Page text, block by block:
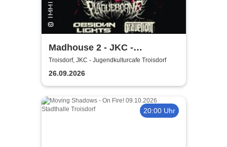
Madhouse 2 - JKC -
Jugendkulturcafe Troisdorf
Troisdorf, JKC - Jugendkulturcafe Troisdorf
26.09.2026
20:00 Uhr